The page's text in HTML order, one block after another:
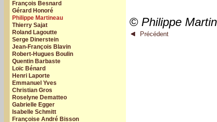
François Besnard
Gérard Honoré
Philippe Martineau
Thierry Sajat
Roland Lagoutte
Serge Dinerstein
Jean-François Blavin
Robert-Hugues Boulin
Quentin Barbaste
Loïc Bénard
Henri Laporte
Emmanuel Yves
Christian Gros
Roselyne Dematteo
Gabrielle Egger
Isabelle Schmitt
Françoise André Bisson
© Philippe
Précédent